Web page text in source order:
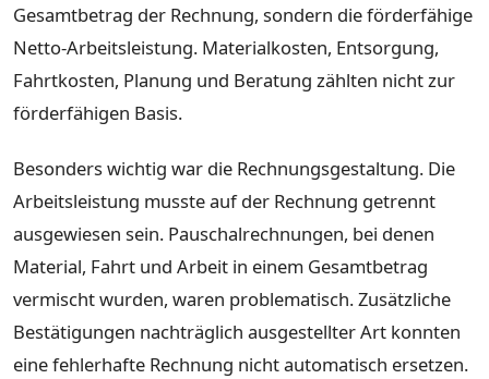
Gesamtbetrag der Rechnung, sondern die förderfähige
Netto-Arbeitsleistung. Materialkosten, Entsorgung,
Fahrtkosten, Planung und Beratung zählten nicht zur
förderfähigen Basis.
Besonders wichtig war die Rechnungsgestaltung. Die
Arbeitsleistung musste auf der Rechnung getrennt
ausgewiesen sein. Pauschalrechnungen, bei denen
Material, Fahrt und Arbeit in einem Gesamtbetrag
vermischt wurden, waren problematisch. Zusätzliche
Bestätigungen nachträglich ausgestellter Art konnten
eine fehlerhafte Rechnung nicht automatisch ersetzen.